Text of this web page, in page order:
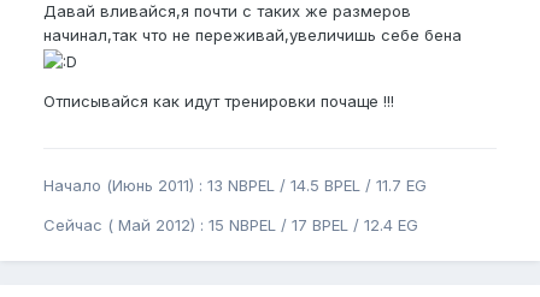
Давай вливайся,я почти с таких же размеров
начинал,так что не переживай,увеличишь себе бена
Отписывайся как идут тренировки почаще !!!
Начало (Июнь 2011) : 13 NBPEL / 14.5 BPEL / 11.7 EG
Сейчас ( Май 2012) : 15 NBPEL / 17 BPEL / 12.4 EG